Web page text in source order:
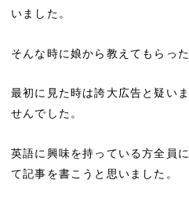
いました。
そんな時に娘から教えてもらっ
最初に見た時は誇大広告と疑い
せんでした。
英語に興味を持っている方全員
て記事を書こうと思いました。